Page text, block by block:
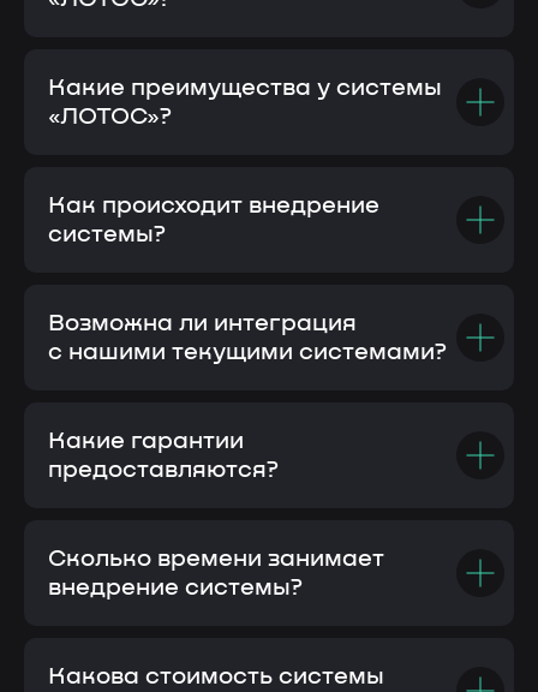
Какие преимущества у системы
«ЛОТОС»?
Как происходит внедрение
системы?
Возможна ли интеграция
с нашими текущими системами?
Какие гарантии
предоставляются?
Сколько времени занимает
внедрение системы?
Какова стоимость системы